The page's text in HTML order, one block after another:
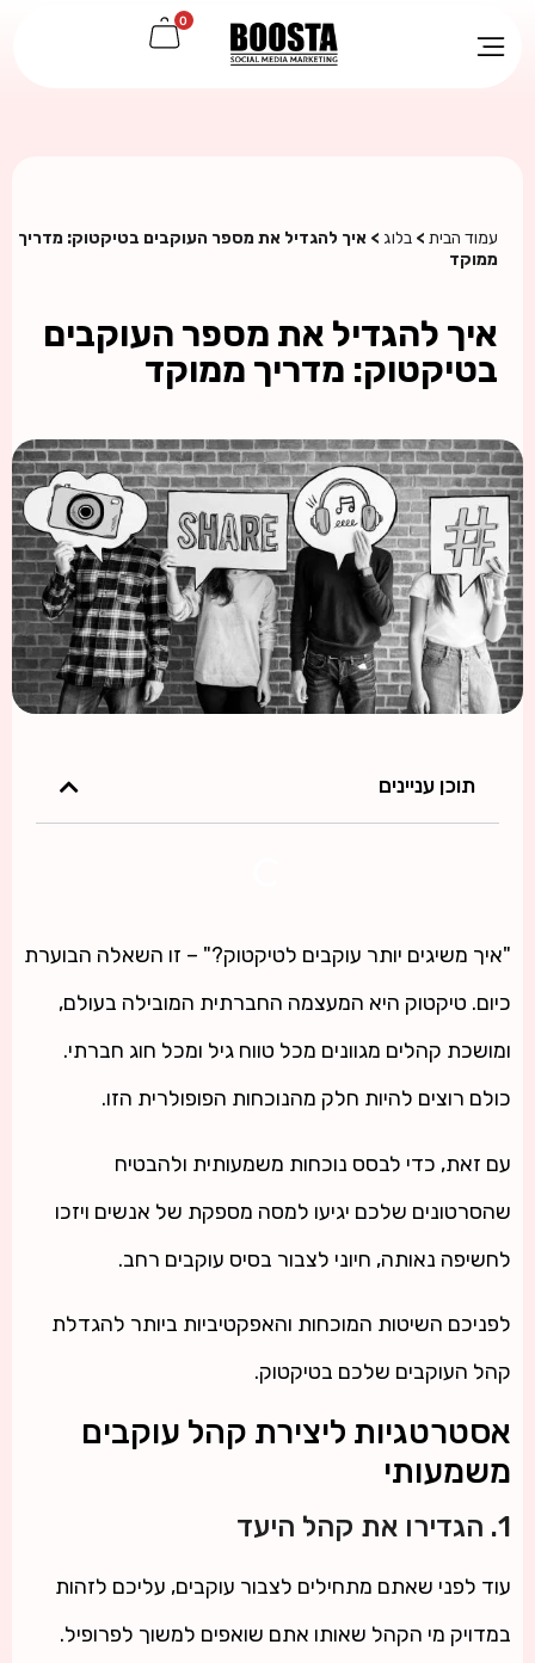
0
עמוד הבית >בלוג > איך להגדיל את מספר העוקבים בטיקטוק: מדריך
ממוקד
איך להגדיל את מספר העוקבים
בטיקטוק: מדריך ממוקד
תוכן עניינים
"איך משיגים יותר עוקבים לטיקטוק?" – זו השאלה הבוערת
כיום. טיקטוק היא המעצמה החברתית המובילה בעולם,
ומושכת קהלים מגוונים מכל טווח גיל ומכל חוג חברתי.
כולם רוצים להיות חלק מהנוכחות הפופולרית הזו.
עם זאת, כדי לבסס נוכחות משמעותית ולהבטיח
שהסרטונים שלכם יגיעו למסה מספקת של אנשים ויזכו
לחשיפה נאותה, חיוני לצבור בסיס עוקבים רחב.
לפניכם השיטות המוכחות והאפקטיביות ביותר להגדלת
קהל העוקבים שלכם בטיקטוק.
אסטרטגיות ליצירת קהל עוקבים
משמעותי
1. הגדירו את קהל היעד
עוד לפני שאתם מתחילים לצבור עוקבים, עליכם לזהות
במדויק מי הקהל שאותו אתם שואפים למשוך לפרופיל.